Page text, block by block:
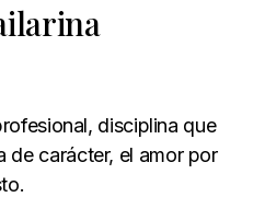
disciplina que
de carácter, el amor por